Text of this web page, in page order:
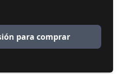
para comprar